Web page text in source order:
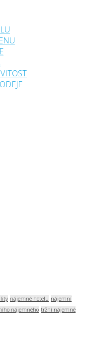
nájemné hotelu nájemní
nájemného tržní nájemné